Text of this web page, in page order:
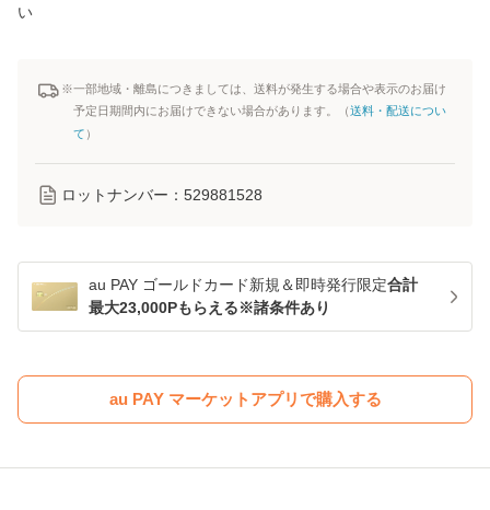
い
※一部地域・離島につきましては、送料が発生する場合や表示のお届け
予定日期間内にお届けできない場合があります。（送料・配送につい
て ）
ロットナンバー： 529881528
au PAY ゴールドカード新規＆即時発行限定合計
最大23,000Pもらえる※諸条件あり
au PAY マーケットアプリで購入する